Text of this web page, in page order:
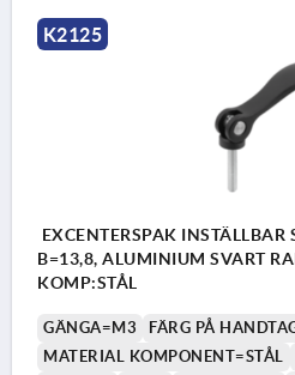
K2125
EXCENTERSPAK
B=13,8, ALUMINIUM SVART
KOMP:STÅL
GÄNGA=M3
FÄRG PÅ
MATERIAL KOMPONENT=STÅL